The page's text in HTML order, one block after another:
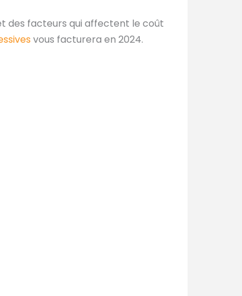
des facteurs qui affectent le coût
vous facturera en 2024.